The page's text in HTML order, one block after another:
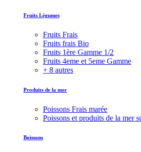
Fruits Légumes
Fruits Frais
Fruits frais Bio
Fruits 1ère Gamme 1/2
Fruits 4eme et 5eme Gamme
+ 8 autres
Produits de la mer
Poissons Frais marée
Poissons et produits de la mer
Boissons